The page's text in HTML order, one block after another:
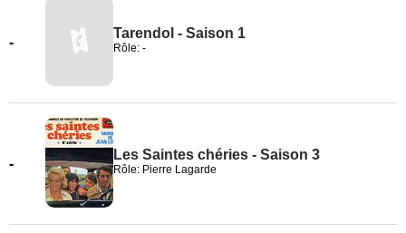
-
Tarendol - Saison 1
Rôle: -
-
Les Saintes chéries - Saison 3
Rôle: Pierre Lagarde